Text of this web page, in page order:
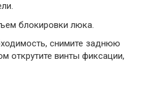
блокировки люка.
снимите заднюю
открутите винты фиксации,